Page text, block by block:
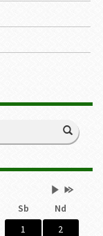
Przestaw
na
Wrzesień
2026
Przestaw
na
Sierpień
2027
Sb
Nd
1
2